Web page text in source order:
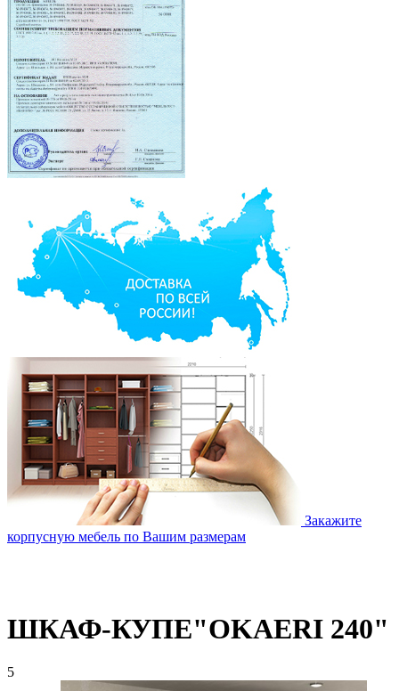
Закажите
корпусную мебель по Вашим размерам
ШКАФ-КУПЕ"OKAERI 240"
5